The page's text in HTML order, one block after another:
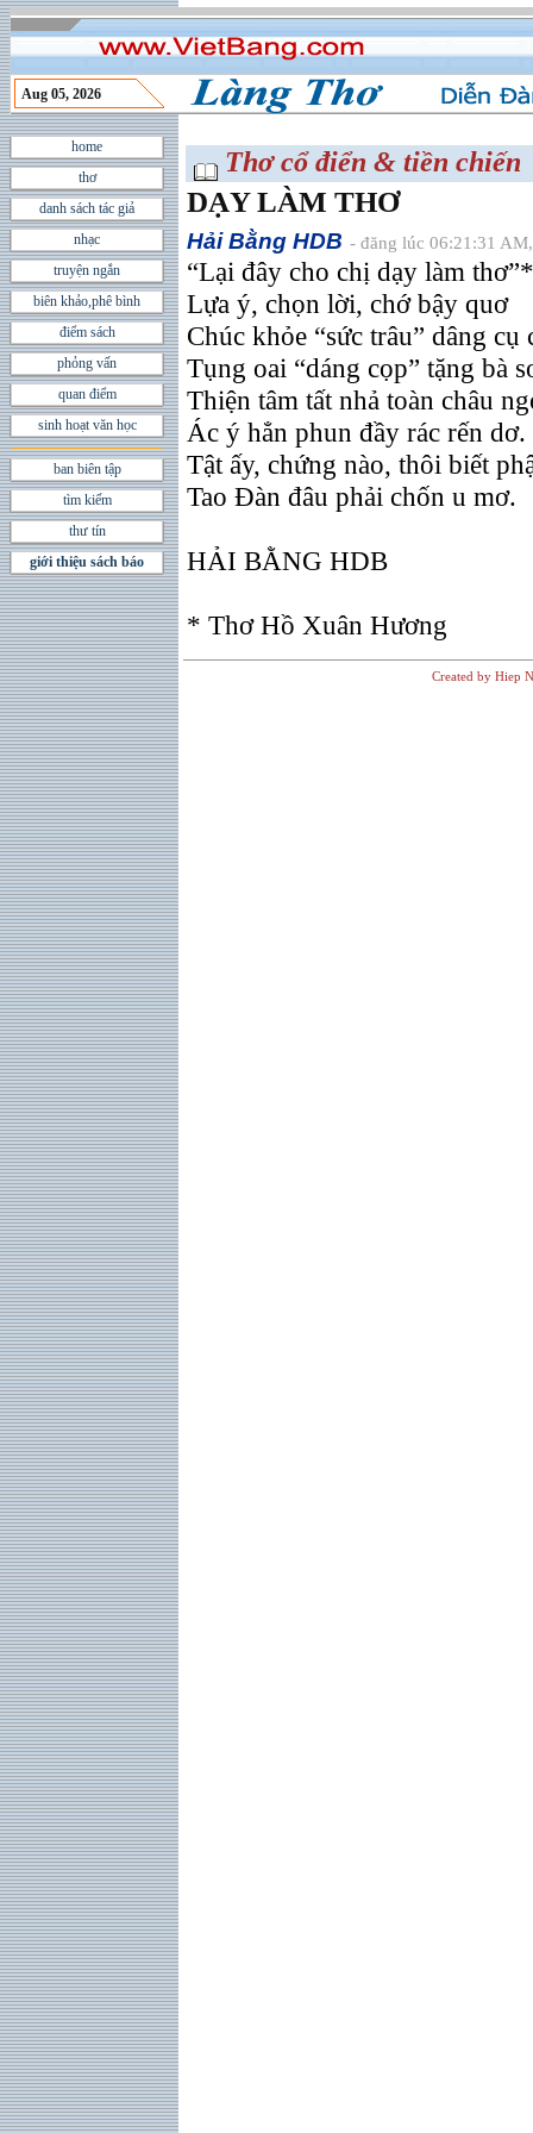
Aug 05, 2026
home
thơ
danh sách tác giả
nhạc
truyện ngắn
biên khảo,phê bình
điểm sách
phỏng vấn
quan điểm
sinh hoạt văn học
ban biên tập
tìm kiếm
thư tín
giới thiệu sách báo
Thơ cổ điển & tiền chiến
DẠY LÀM THƠ
Hải Bằng HDB - đăng lúc 06:21:31
“Lại đây cho chị dạy làm thơ”*
Lựa ý, chọn lời, chớ bậy quơ
Chúc khỏe “sức trâu” dâng cụ
Tụng oai “dáng cọp” tặng bà
Thiện tâm tất nhả toàn châu
Ác ý hẳn phun đầy rác rến dơ.
Tật ấy, chứng nào, thôi biết
Tao Ðàn đâu phải chốn u mơ.
HẢI BẰNG HDB
* Thơ Hồ Xuân Hương
Created by Hiep